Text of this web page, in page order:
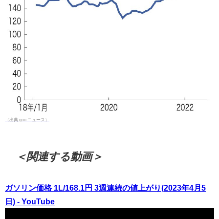
（出典 goo ニュース）
＜関連する動画＞
ガソリン価格 1L/168.1円 3週連続の値上がり(2023年4月5
日) - YouTube